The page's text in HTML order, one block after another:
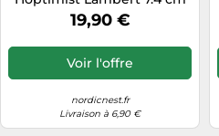
White
19,90 €
Voir l'offre
nordicnest.fr
Livraison à 6,90 €